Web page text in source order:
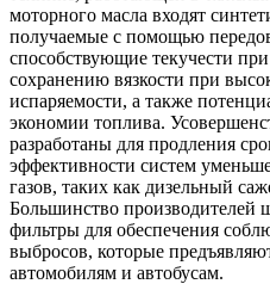
моторного масла входят
получаемые с помощью
способствующие текучести
сохранению вязкости при
испаряемости, а также
экономии топлива.
разработаны для продления
эффективности систем
газов, таких как дизельный
Большинство
фильтры для обеспечения
выбросов, которые
автомобилям и автобусам.